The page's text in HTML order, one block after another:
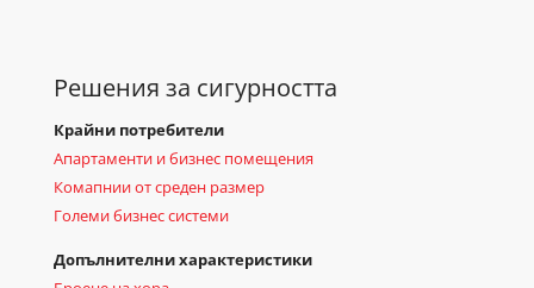
Решения за сигурността
Крайни потребители
Апартаменти и бизнес помещения
Комапнии от среден размер
Големи бизнес системи
Допълнителни характеристики